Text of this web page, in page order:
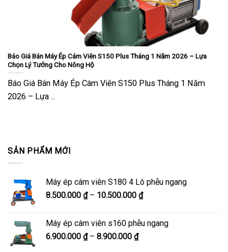
SẢN PHẨM MỚI
Máy ép cám viên S180 4 Lô phễu ngang
8.500.000 ₫ – 10.500.000 ₫Khoảng
8.500.000 ₫
Máy ép cám viên s160 phễu ngang
6.900.000 ₫ – 8.900.000 ₫Khoảng
Báo Giá Bán Máy Ép Cám Viên S150 Plus Tháng 1 Năm 2026 – Lựa
Chọn Lý Tưởng Cho Nông Hộ
Báo Giá Bán Máy Ép Cám Viên S150 Plus Tháng 1 Năm
2026 – Lựa ...